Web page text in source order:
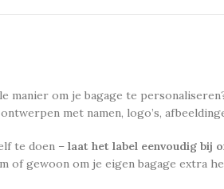
manier om je bagage te
met namen, logo’s,
te doen – laat het label eenvoudig bij
of gewoon om je eigen bagage extra